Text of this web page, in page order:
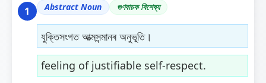
1 Abstract Noun গুণবাচক বিশেষ্য
যুক্তিসংগত আত্মসন্মানৰ অনুভূতি।
feeling of justifiable self-respect.